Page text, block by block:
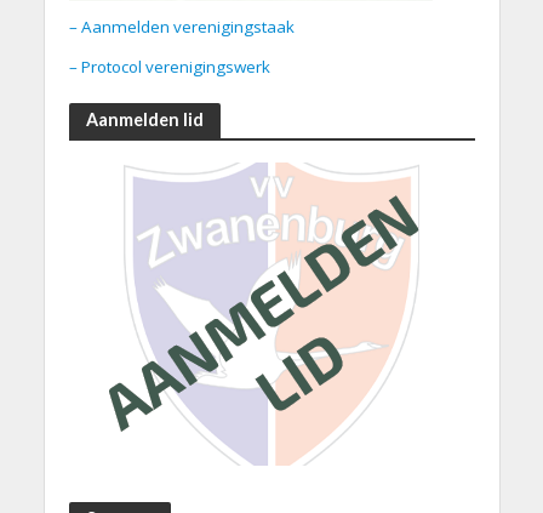
– Aanmelden verenigingstaak
– Protocol verenigingswerk
Aanmelden lid